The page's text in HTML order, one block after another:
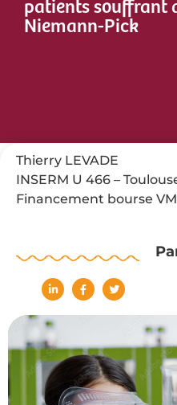
patients souffrant
Niemann-Pick
Thierry LEVADE
INSERM U 466 –
Financement bourse